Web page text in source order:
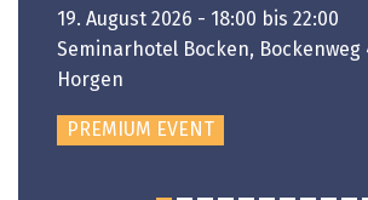
19. August 2026 - 18:00 bis 22:00
Seminarhotel Bocken, Bockenweg
Horgen
PREMIUM EVENT